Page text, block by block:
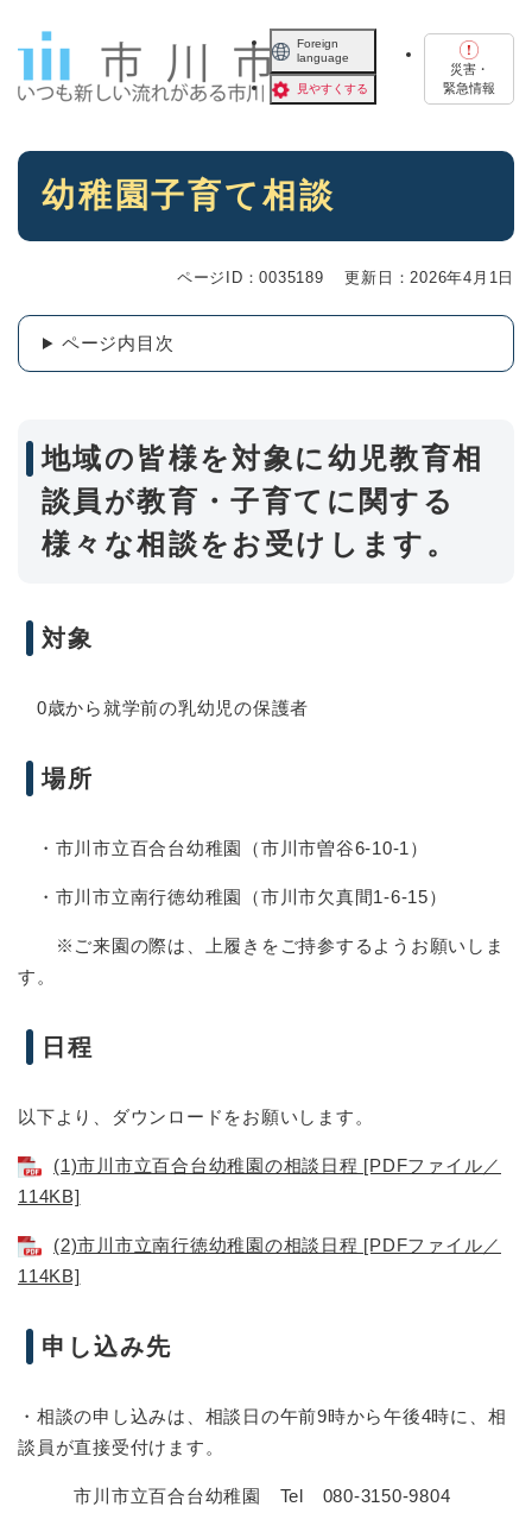
Foreign
language
見やすくする
災害・
緊急情報
本
幼稚園子育て相談
ページID：0035189 更新日：2026年4月1日
ページ内目次
地域の皆様を対象に幼児教育相
談員が教育・子育てに関する
様々な相談をお受けします。
対象
0歳から就学前の乳幼児の保護者
場所
・市川市立百合台幼稚園（市川市曽谷6-10-1）
・市川市立南行徳幼稚園（市川市欠真間1-6-15）
※ご来園の際は、上履きをご持参するようお願いしま
す。
日程
以下より、ダウンロードをお願いします。
(1)市川市立百合台幼稚園の相談日程 [PDFファイル／
114KB]
(2)市川市立南行徳幼稚園の相談日程 [PDFファイル／
114KB]
申し込み先
・相談の申し込みは、相談日の午前9時から午後4時に、相
談員が直接受付けます。
市川市立百合台幼稚園 Tel 080-3150-9804